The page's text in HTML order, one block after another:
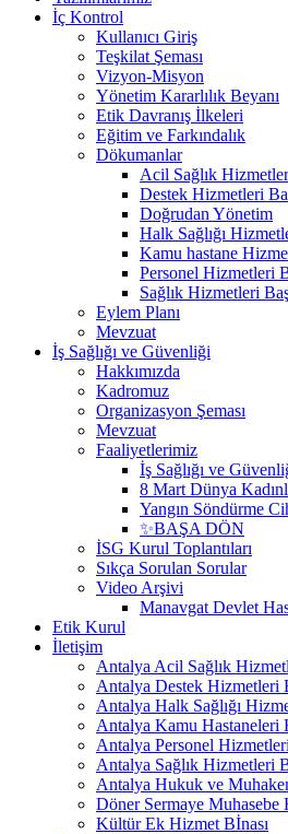
İç Kontrol
Kullanıcı Giriş
Teşkilat Şeması
Vizyon-Misyon
Yönetim Kararlılık Beyanı
Etik Davranış İlkeleri
Eğitim ve Farkındalık
Dökumanlar
Acil Sağlık
Destek Hizmetleri
Doğrudan Yönetim
Halk Sağlığı
Kamu hastane
Personel Hizmetleri
Sağlık Hizmetleri
Eylem Planı
Mevzuat
İş Sağlığı ve Güvenliği
Hakkımızda
Kadromuz
Organizasyon Şeması
Mevzuat
Faaliyetlerimiz
İş Sağlığı ve
8 Mart Dünya
Yangın Söndürme
✨BAŞA DÖN
İSG Kurul Toplantıları
Sıkça Sorulan Sorular
Video Arşivi
Manavgat Devlet
Etik Kurul
İletişim
Antalya Acil Sağlık
Antalya Destek Hizmetleri
Antalya Halk Sağlığı
Antalya Kamu Hastaneleri
Antalya Personel Hizmetleri
Antalya Sağlık Hizmetleri
Antalya Hukuk ve
Döner Sermaye
Kültür Ek Hizmet Bİnası